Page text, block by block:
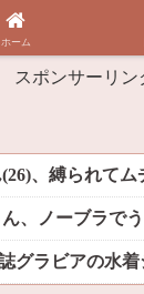
スポンサーリン
ホーム